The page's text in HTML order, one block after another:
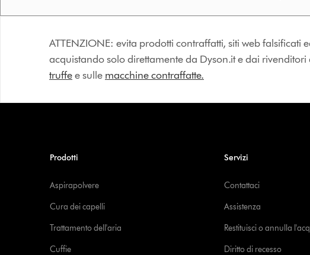
ATTENZIONE: evita prodotti contraffatti, siti web falsificati
acquistando solo direttamente da Dyson.it e dai rivenditori
truffee sulle macchine contraffatte.
Prodotti
Aspirapolvere
Cura dei capelli
Trattamento dell'aria
Cuffie
Servizi
Contattaci
Assistenza
Restituisci o annulla
Diritto di recesso